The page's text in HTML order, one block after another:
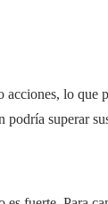
acciones, lo que
superar